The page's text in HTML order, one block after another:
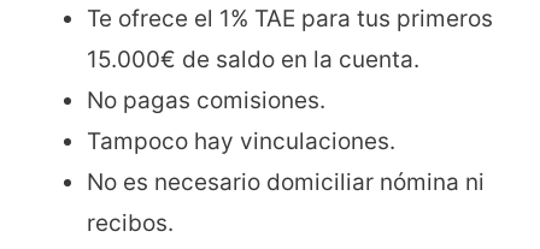
Te ofrece el 1% TAE para tus primeros
15.000€ de saldo en la cuenta.
No pagas comisiones.
Tampoco hay vinculaciones.
No es necesario domiciliar nómina ni
recibos.